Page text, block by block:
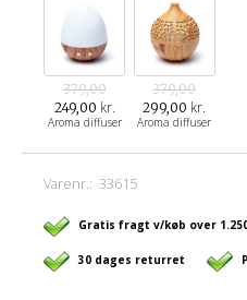
379,00
249,00 kr.
Aroma diffuser
379,00
299,00 kr.
Aroma diffuser
Varenr.:33615
Gratis fragt v/køb over
30 dages returret